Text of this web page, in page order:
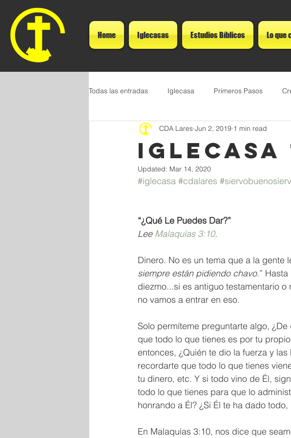
Home Iglecasas Estudios Bíblicos Lo que
Todas las entradas Iglecasa Primeros Pasos
CDA Lares Jun 2, 2019 1 min read
Updated: Mar 14, 2020
#iglecasa #cdalares
“¿Qué Le Puedes Dar?”
Lee Malaquías 3:10.
Dinero. No es un tema que a la gente
siempre están pidiendo chavo.”
diezmo...si es antiguo testamentario
no vamos a entrar en eso.
Solo permíteme preguntarte algo,
que todo lo que tienes es por tu
entonces, ¿Quién te dio la fuerza y
recordarte que todo lo que tienes
tu dinero, etc. Y si todo vino de Él,
todo lo que tienes para que lo
honrando a Él? ¿Si Él te ha dado
En Malaquías 3:10, nos dice que